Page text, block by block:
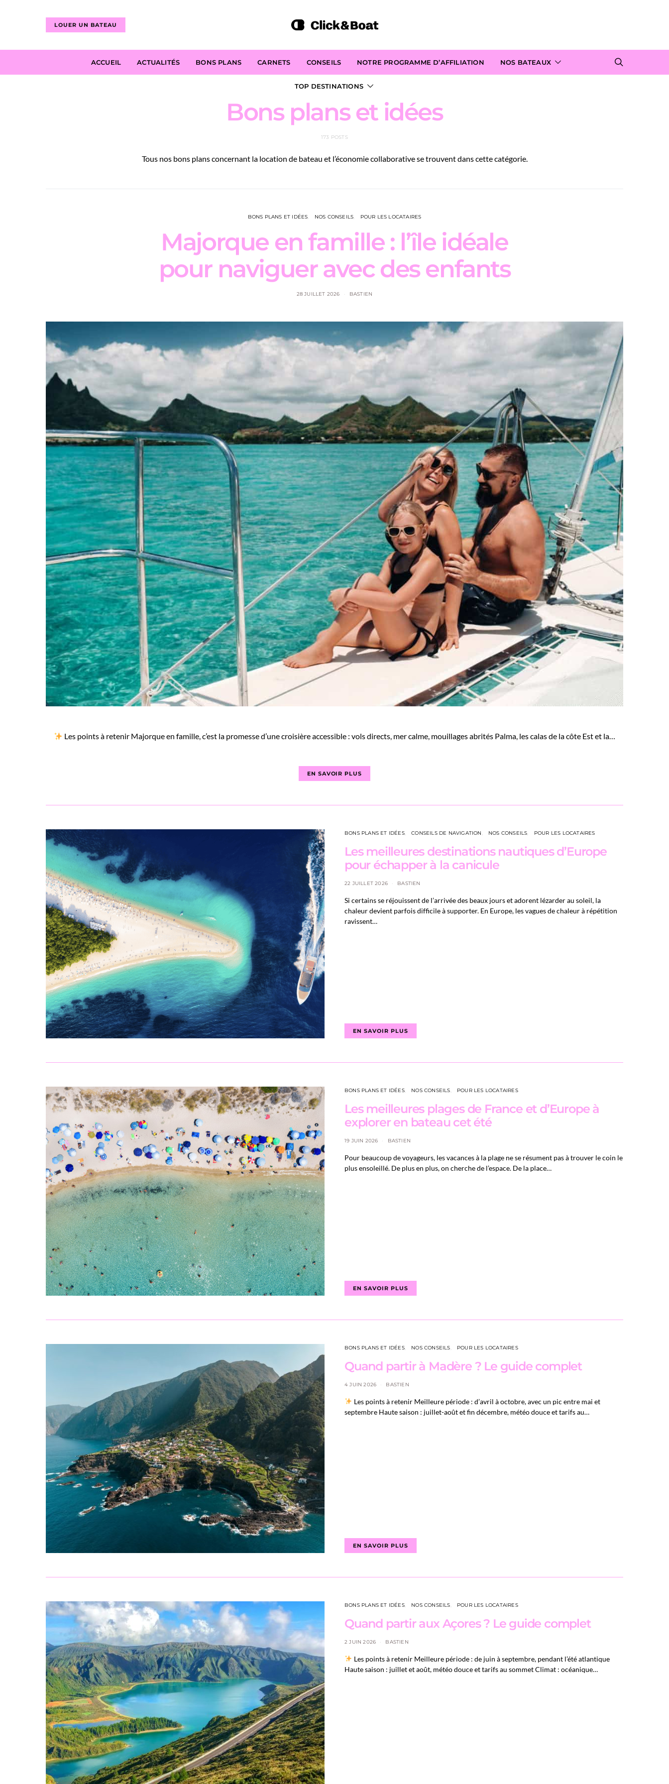
LOUER UN BATEAU
ACCUEIL ACTUALITÉS BONS PLANS CARNETS CONSEILS NOTRE PROGRAMME D’AFFILIATION NOS BATEAUX
TOP DESTINATIONS
Bons plans et idées
173 POSTS
Tous nos bons plans concernant la location de bateau et l’économie collaborative se trouvent dans cette catégorie.
BONS PLANS ET IDÉES NOS CONSEILS POUR LES LOCATAIRES
Majorque en famille : l’île idéale
pour naviguer avec des enfants
28 JUILLET 2026 BASTIEN
Les points à retenir Majorque en famille, c’est la promesse d’une croisière accessible : vols directs, mer calme, mouillages abrités Palma, les calas de la côte Est et la…
EN SAVOIR PLUS
BONS PLANS ET IDÉES CONSEILS DE NAVIGATION NOS CONSEILS POUR LES LOCATAIRES
Les meilleures destinations nautiques d’Europe
pour échapper à la canicule
22 JUILLET 2026 BASTIEN
Si certains se réjouissent de l’arrivée des beaux jours et adorent lézarder au soleil, la
chaleur devient parfois difficile à supporter. En Europe, les vagues de chaleur à répétition
ravissent…
EN SAVOIR PLUS
BONS PLANS ET IDÉES NOS CONSEILS POUR LES LOCATAIRES
Les meilleures plages de France et d’Europe à
explorer en bateau cet été
19 JUIN 2026 BASTIEN
Pour beaucoup de voyageurs, les vacances à la plage ne se résument pas à trouver le coin le
plus ensoleillé. De plus en plus, on cherche de l’espace. De la place…
EN SAVOIR PLUS
BONS PLANS ET IDÉES NOS CONSEILS POUR LES LOCATAIRES
Quand partir à Madère ? Le guide complet
4 JUIN 2026 BASTIEN
Les points à retenir Meilleure période : d’avril à octobre, avec un pic entre mai et
septembre Haute saison : juillet-août et fin décembre, météo douce et tarifs au…
EN SAVOIR PLUS
BONS PLANS ET IDÉES NOS CONSEILS POUR LES LOCATAIRES
Quand partir aux Açores ? Le guide complet
2 JUIN 2026 BASTIEN
Les points à retenir Meilleure période : de juin à septembre, pendant l’été atlantique
Haute saison : juillet et août, météo douce et tarifs au sommet Climat : océanique…